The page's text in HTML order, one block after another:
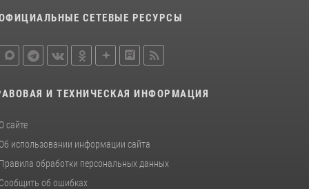
15 июля 2026, 10:00
Курской области проверили 54 владельца
09 июля 2026, 11:04
СЕТЕВЫЕ РЕСУРСЫ
И ТЕХНИЧЕСКАЯ ИНФОРМАЦИЯ
О сайте
Об использовании информации сайта
Правила обработки персональных данных
Сообщить об ошибках